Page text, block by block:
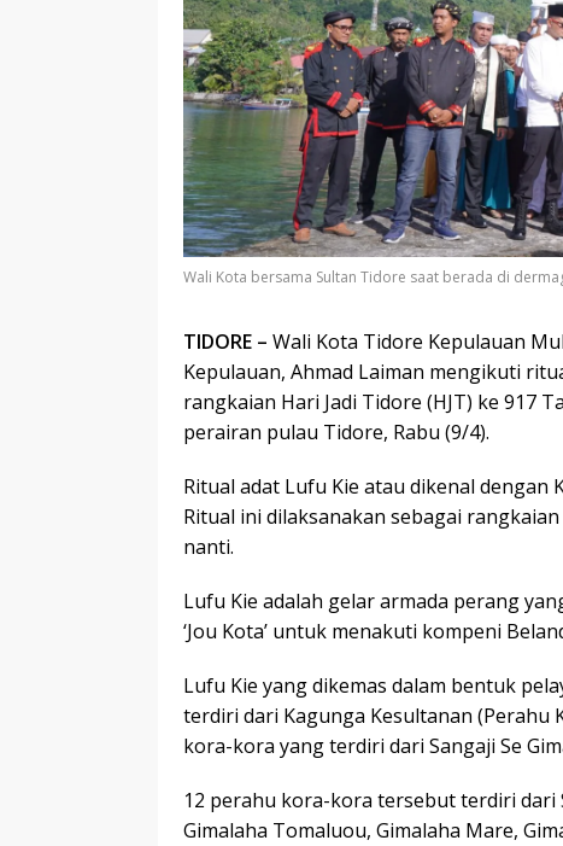
Wali Kota bersama Sultan Tidore saat berada di
TIDORE – Wali Kota Tidore Kepulauan
Kepulauan, Ahmad Laiman mengikuti
rangkaian Hari Jadi Tidore (HJT) ke 917
perairan pulau Tidore, Rabu (9/4).
Ritual adat Lufu Kie atau dikenal dengan
Ritual ini dilaksanakan sebagai
nanti.
Lufu Kie adalah gelar armada perang
‘Jou Kota’ untuk menakuti kompeni
Lufu Kie yang dikemas dalam bentuk
terdiri dari Kagunga Kesultanan (Perahu
kora-kora yang terdiri dari Sangaji Se
12 perahu kora-kora tersebut terdiri dari
Gimalaha Tomaluou, Gimalaha Mare,